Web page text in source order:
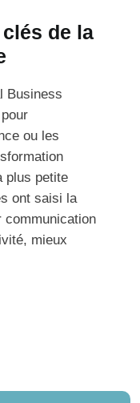
de la
Business
ou les
plus petite
ont saisi la
communication
mieux